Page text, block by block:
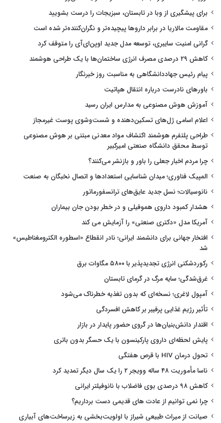
برای پیشگیری از وبا در تابستان، سبزیجات را درست بشویید
مقاومت مالاریا در برابر داروها پیچیده‌تر و نگران‌کننده‌تر شده است
گرانی امنیت سایبری، توسعه مدل جدید اوپن‌ای‌آی را متوقف کرد
کاهش ۲۹ درصدی مصرف انرژی ساختمان‌ها با یک طراحی هوشمند
پیام رئیس جهاددانشگاهی به مناسبت روز خبرنگار
باورهای نادرست درباره انتقال هپاتیت
آموزش هوش مصنوعی به مدارس ایران رسید
اعلام اسامی ژل‌های تسکین‌دهنده و شست‌وشوی پوست غیرمجاز
طراحی پلتفرم هوشمند اکتشاف مواد معدنی مبتنی بر هوش مصنوعی
توسط محقق دانشگاه صنعتی امیرکبیر
چرا مردم اخبار جعلی را باور و بازنشر می‌کنند؟
المپیک فناوری؛ میدان شناسایی استعدادها و اتصال نخبگان به صنعت
نانوسیالات؛ نسل جدید عایق‌های ترانسفورماتور
هشدار کمبود داروی هموفیلی و در خطر بودن جان بیماران
آمریکا مدل «دکتری صنعتی» را آزمایش می کند
افتخار جهانی برای دانشمند ایرانی؛ نادر انقطاع «اسطوره الکترومغناطیس»
شد
رکوردشکنی انرژی تجدیدپذیر با ۵۸۰۰ مگاوات برق
غرق‌شدگی؛ سایه مرگ در گرمای تابستان
آمپول لاغری؛ نسخه‌ای که بدون تغذیه خطرناک می‌شود
تأثیر رژیم غذایی پرفیبر بر کاهش افسردگی
اقتدار دانش‌بنیان‌ها در گروی حضور پایدار در بازار
پایش لحظه‌ای داروی پارکینسون با یک حسگر بدون باتری
تحول درمان HIV با قرص هفتگی
ناسا مأموریت ۴۸ ساله وویجر ۲ را یک سال دیگر تمدید کرد
کاهش ۹۸ درصدی بوی فاضلاب با نانوفیلتر ایرانی
چرا نمی توانیم از عادت های قدیمی دست برداریم؟
صیانت از میراث طبیعی شیراز با اولویت‌بخشی به زیرساخت‌های آبیاری